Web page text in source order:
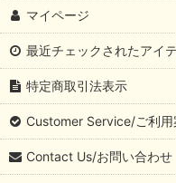
マイページ
最近チェックされたアイ
特定商取引法表示
Customer Service/ご利用
Contact Us/お問い合わせ